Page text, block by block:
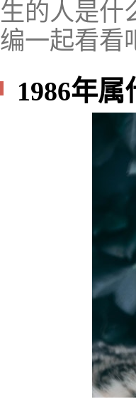
生的人是什
编一起看看
1986年